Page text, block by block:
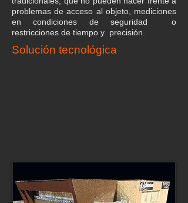
problemas de acceso al objeto, mediciones
en condiciones de seguridad o
restricciones de tiempo y precisión.
Solución tecnológica